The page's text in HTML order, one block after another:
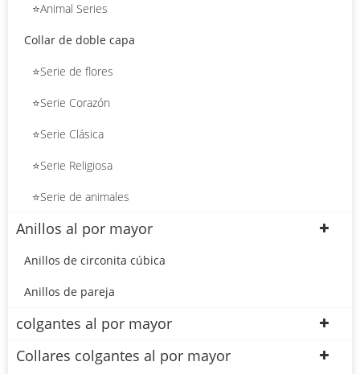
⭐Animal Series
Collar de doble capa
⭐Serie de flores
⭐Serie Corazón
⭐Serie Clásica
⭐Serie Religiosa
⭐Serie de animales
Anillos al por mayor
Anillos de circonita cúbica
Anillos de pareja
colgantes al por mayor
Collares colgantes al por mayor